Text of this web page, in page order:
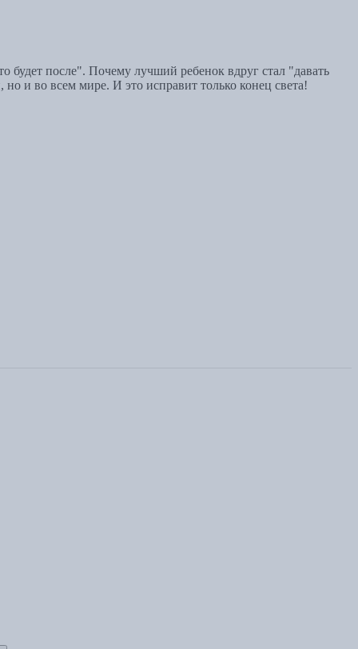
будет после". Почему лучший ребенок вдруг стал "давать
и во всем мире. И это исправит только конец света!